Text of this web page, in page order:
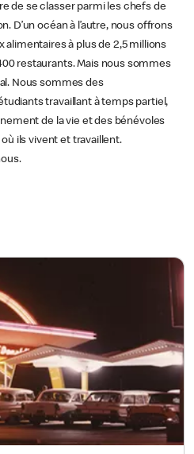
de se classer parmi les chefs de
D’un océan à l’autre, nous offrons
alimentaires à plus de 2,5 millions
restaurants. Mais nous sommes
Nous sommes des
travaillant à temps partiel,
de la vie et des bénévoles
ils vivent et travaillent.